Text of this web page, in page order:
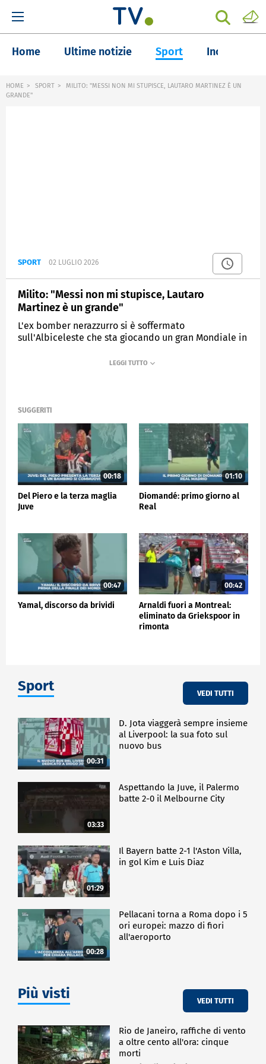
Home Ultime notizie Sport Inchieste
HOME SPORT
MILITO: "MESSI NON MI STUPISCE, LAUTARO MARTINEZ È UN
GRANDE"
SPORT 02 LUGLIO 2026
Milito: "Messi non mi stupisce, Lautaro
Martinez è un grande"
L'ex bomber nerazzurro si è soffermato
sull'Albiceleste che sta giocando un gran Mondiale in
SUGGERITI
00:18
Del Piero e la terza maglia
Juve
01:10
Diomandé: primo giorno al
Real
00:47
Yamal, discorso da brividi
00:42
Arnaldi fuori a Montreal:
eliminato da Griekspoor in
rimonta
Sport VEDI TUTTI
00:31
D. Jota viaggerà sempre insieme
al Liverpool: la sua foto sul
nuovo bus
03:33
Aspettando la Juve, il Palermo
batte 2-0 il Melbourne City
01:29
Il Bayern batte 2-1 l'Aston Villa,
in gol Kim e Luis Diaz
00:28
Pellacani torna a Roma dopo i 5
ori europei: mazzo di fiori
all'aeroporto
Più visti VEDI TUTTI
Rio de Janeiro, raffiche di vento
a oltre cento all'ora: cinque
morti